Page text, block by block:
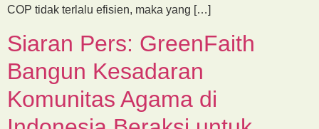
COP tidak terlalu efisien, maka yang […]
Siaran Pers: GreenFaith
Bangun Kesadaran
Komunitas Agama di